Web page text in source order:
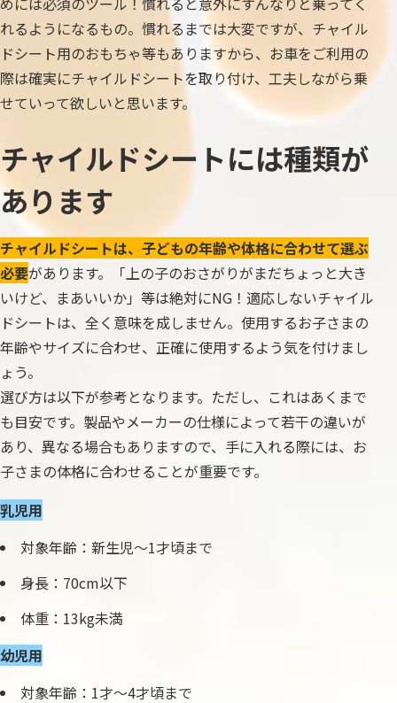
れるようになるもの。慣れるまでは大変ですが、チャイル
ドシート用のおもちゃ等もありますから、お車をご利用の
際は確実にチャイルドシートを取り付け、工夫しながら乗
せていって欲しいと思います。
チャイルドシートには種類が
あります
チャイルドシートは、子どもの年齢や体格に合わせて選ぶ
必要があります。「上の子のおさがりがまだちょっと大き
いけど、まあいいか」等は絶対にNG！適応しないチャイル
ドシートは、全く意味を成しません。使用するお子さまの
年齢やサイズに合わせ、正確に使用するよう気を付けまし
ょう。
選び方は以下が参考となります。ただし、これはあくまで
も目安です。製品やメーカーの仕様によって若干の違いが
あり、異なる場合もありますので、手に入れる際には、お
子さまの体格に合わせることが重要です。
乳児用
対象年齢：新生児〜1才頃まで
身長：70cm以下
体重：13kg未満
幼児用
対象年齢：1才〜4才頃まで